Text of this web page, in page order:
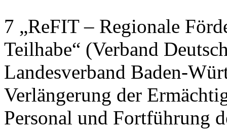
7 „ReFIT – Regionale
Teilhabe“ (Verband
Landesverband Baden-
Verlängerung der
Personal und Fortführung